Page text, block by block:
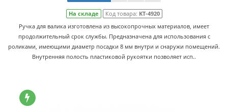
На складе Код товара: KT-4920
Ручка для валика изготовлена из высокопрочных материалов, имеет
продолжительный срок службы. Предназначена для использования с
роликами, имеющими диаметр посадки 8 мм внутри и снаружи помещений.
Внутренняя полость пластиковой рукоятки позволяет исп..